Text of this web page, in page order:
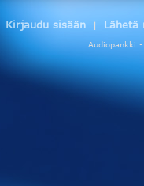
Kirjaudu sisään | Lähetä
Audiopankki